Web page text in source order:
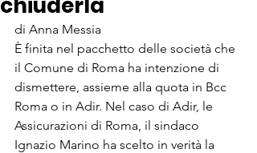
di Anna Messia
È finita nel pacchetto delle società che
il Comune di Roma ha intenzione di
dismettere, assieme alla quota in Bcc
Roma o in Adir. Nel caso di Adir, le
Assicurazioni di Roma, il sindaco
Ignazio Marino ha scelto in verità la